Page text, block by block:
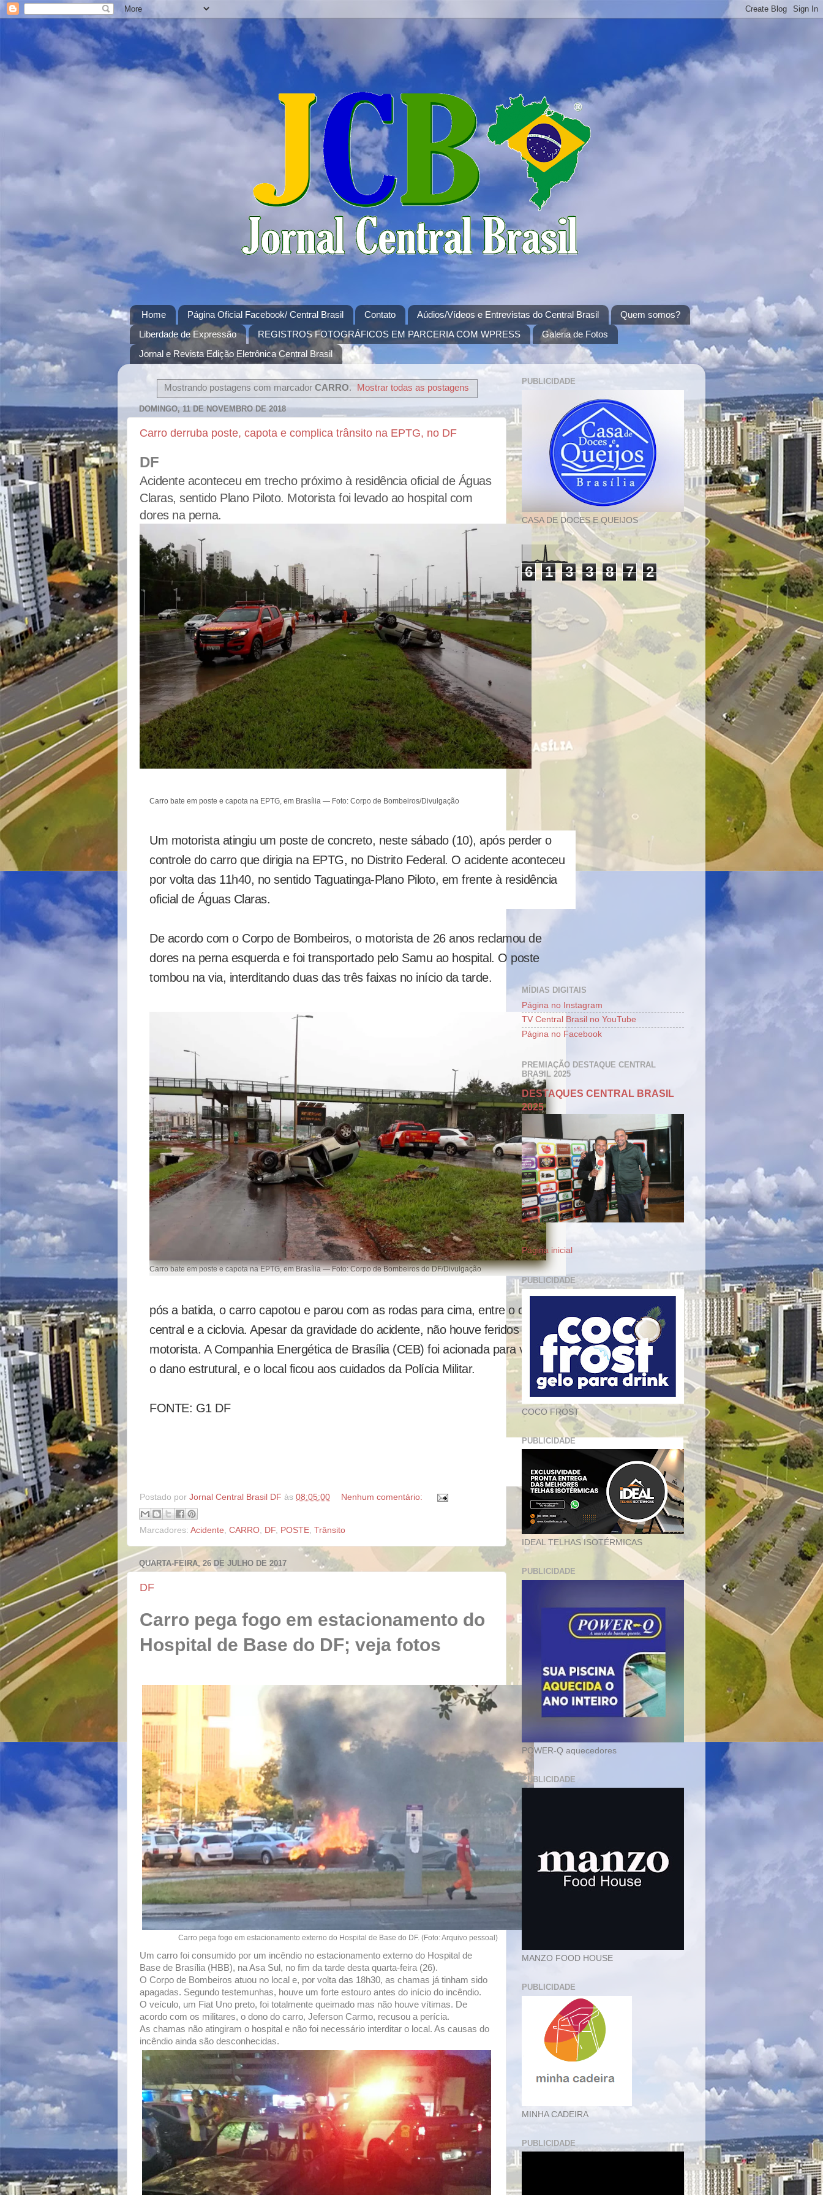
Home Página Oficial Facebook/ Central Brasil Contato Aúdios/Vídeos e Entrevistas do Central Brasil
Quem somos?
Liberdade de Expressão
REGISTROS FOTOGRÁFICOS EM PARCERIA COM WPRESS
Galeria de Fotos
Jornal e Revista Edição Eletrônica Central Brasil
Mostrando postagens com marcador CARRO. Mostrar todas as postagens
DOMINGO, 11 DE NOVEMBRO DE 2018
Carro derruba poste, capota e complica trânsito na EPTG, no DF
DF
Acidente aconteceu em trecho próximo à residência oficial de Águas
Claras, sentido Plano Piloto. Motorista foi levado ao hospital com
dores na perna.
Carro bate em poste e capota na EPTG, em Brasília — Foto: Corpo de Bombeiros/Divulgação
Um motorista atingiu um poste de concreto, neste sábado (10), após perder o
controle do carro que dirigia na EPTG, no Distrito Federal. O acidente aconteceu
por volta das 11h40, no sentido Taguatinga-Plano Piloto, em frente à residência
oficial de Águas Claras.
De acordo com o Corpo de Bombeiros, o motorista de 26 anos reclamou de
dores na perna esquerda e foi transportado pelo Samu ao hospital. O poste
tombou na via, interditando duas das três faixas no início da tarde.
Carro bate em poste e capota na EPTG, em Brasília — Foto: Corpo de Bombeiros do DF/Divulgação
pós a batida, o carro capotou e parou com as rodas para cima, entre o canteiro
central e a ciclovia. Apesar da gravidade do acidente, não houve feridos além do
motorista. A Companhia Energética de Brasília (CEB) foi acionada para verificar
o dano estrutural, e o local ficou aos cuidados da Polícia Militar.
FONTE: G1 DF
Postado por Jornal Central Brasil DF às 08:05:00 Nenhum comentário:
Marcadores: Acidente CARRO DF POSTE Trânsito
QUARTA-FEIRA, 26 DE JULHO DE 2017
DF
Carro pega fogo em estacionamento do
Hospital de Base do DF; veja fotos
Carro pega fogo em estacionamento externo do Hospital de Base do DF. (Foto: Arquivo pessoal)
Um carro foi consumido por um incêndio no estacionamento externo do Hospital de
Base de Brasília (HBB), na Asa Sul, no fim da tarde desta quarta-feira (26).
O Corpo de Bombeiros atuou no local e, por volta das 18h30, as chamas já tinham sido
apagadas. Segundo testemunhas, houve um forte estouro antes do início do incêndio.
O veículo, um Fiat Uno preto, foi totalmente queimado mas não houve vítimas. De
acordo com os militares, o dono do carro, Jeferson Carmo, recusou a perícia.
As chamas não atingiram o hospital e não foi necessário interditar o local. As causas do
incêndio ainda são desconhecidas.
PUBLICIDADE
CASA DE DOCES E QUEIJOS
6 1 3 3 8 7 2
MÍDIAS DIGITAIS
Página no Instagram
TV Central Brasil no YouTube
Página no Facebook
PREMIAÇÃO DESTAQUE CENTRAL
BRASIL 2025
DESTAQUES CENTRAL BRASIL
2025
Página inicial
PUBLICIDADE
COCO FROST
PUBLICIDADE
IDEAL TELHAS ISOTÉRMICAS
PUBLICIDADE
POWER-Q aquecedores
PUBLICIDADE
MANZO FOOD HOUSE
PUBLICIDADE
MINHA CADEIRA
PUBLICIDADE